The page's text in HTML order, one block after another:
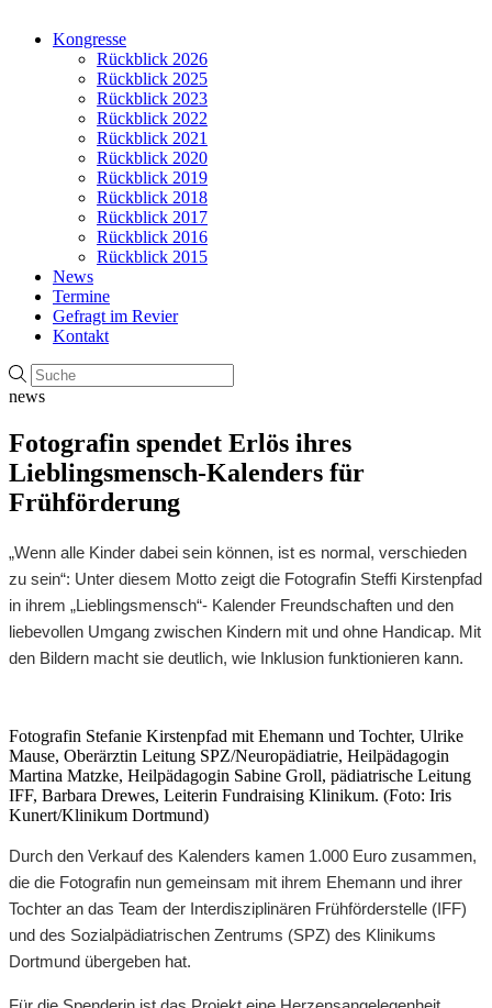
Kongresse
Rückblick 2026
Rückblick 2025
Rückblick 2023
Rückblick 2022
Rückblick 2021
Rückblick 2020
Rückblick 2019
Rückblick 2018
Rückblick 2017
Rückblick 2016
Rückblick 2015
News
Termine
Gefragt im Revier
Kontakt
news
Fotografin spendet Erlös ihres
Lieblingsmensch-Kalenders für
Frühförderung
„Wenn alle Kinder dabei sein können, ist es normal, verschieden
zu sein“: Unter diesem Motto zeigt die Fotografin Steffi Kirstenpfad
in ihrem „Lieblingsmensch“- Kalender Freundschaften und den
liebevollen Umgang zwischen Kindern mit und ohne Handicap. Mit
den Bildern macht sie deutlich, wie Inklusion funktionieren kann.
Fotografin Stefanie Kirstenpfad mit Ehemann und Tochter, Ulrike
Mause, Oberärztin Leitung SPZ/Neuropädiatrie, Heilpädagogin
Martina Matzke, Heilpädagogin Sabine Groll, pädiatrische Leitung
IFF, Barbara Drewes, Leiterin Fundraising Klinikum. (Foto: Iris
Kunert/Klinikum Dortmund)
Durch den Verkauf des Kalenders kamen 1.000 Euro zusammen,
die die Fotografin nun gemeinsam mit ihrem Ehemann und ihrer
Tochter an das Team der Interdisziplinären Frühförderstelle (IFF)
und des Sozialpädiatrischen Zentrums (SPZ) des Klinikums
Dortmund übergeben hat.